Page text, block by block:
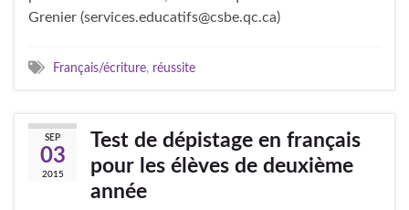
Grenier (services.educatifs@csbe.qc.ca)
Français/écriture, réussite
SEP
03
2015
Test de dépistage en français
pour les élèves de deuxième
année